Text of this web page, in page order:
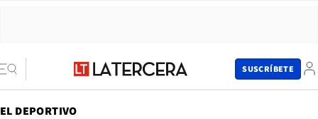
SUSCRÍBETE
EL DEPORTIVO